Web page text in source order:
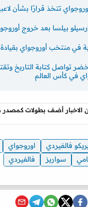
تتخذ قرارًا بشأن
بيلسا بعد خروج
في منتخب أوروجواي
تواصل كتابة التاريخ
في كأس العالم
الاخبار أضف بطولات
فالفيردي اوروجواي
سواريز
فالفيردي